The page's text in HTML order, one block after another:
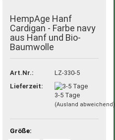
HempAge Hanf
Cardigan - Farbe navy
aus Hanf und Bio-
Baumwolle
Art.Nr.:
LZ-330-5
Lieferzeit:
3-5 Tage
(Ausland abweichend)
Größe: